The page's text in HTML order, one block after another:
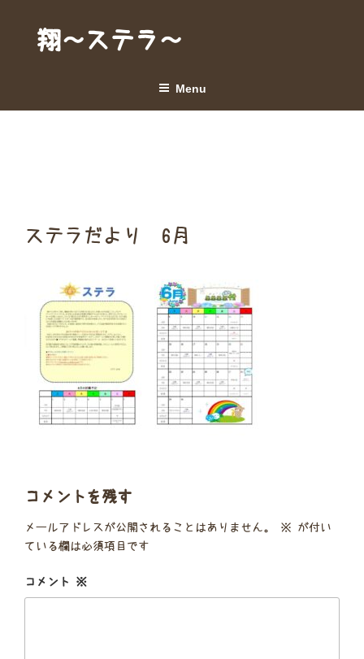
content翔～ステラ～
Menu
ステラだより 6月
コメントを残す
メールアドレスが公開されることはありません。 ※ が付い
ている欄は必須項目です
コメント ※